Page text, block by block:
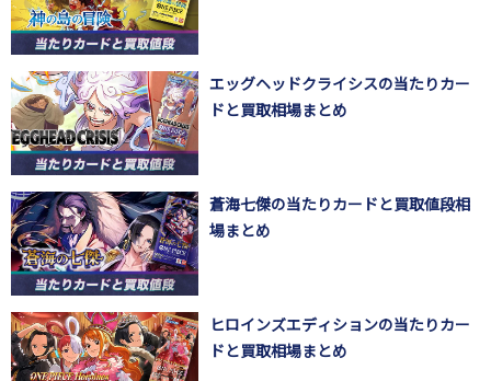
エッグヘッドクライシスの当たりカー
ドと買取相場まとめ
蒼海七傑の当たりカードと買取値段相
場まとめ
ヒロインズエディションの当たりカー
ドと買取相場まとめ